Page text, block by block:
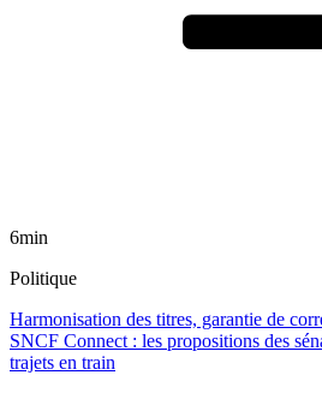
6min
Politique
Harmonisation des titres, garantie de
SNCF Connect : les propositions des
trajets en train